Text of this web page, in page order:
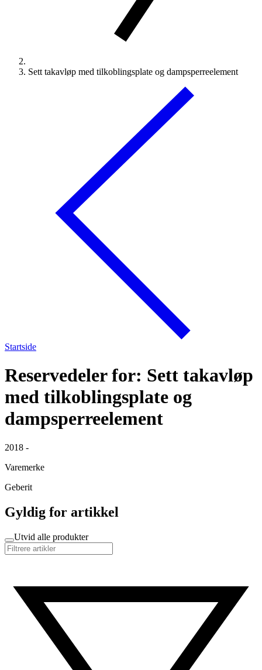
Sett takavløp med tilkoblingsplate og dampsperreelement
Startside
Reservedeler for: Sett takavløp
med tilkoblingsplate og
dampsperreelement
2018 -
Varemerke
Geberit
Gyldig for artikkel
Utvid alle produkter